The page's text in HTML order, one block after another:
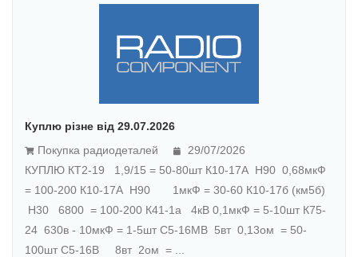
Куплю різне від 29.07.2026
Покупка радиодеталей
29/07/2026
КУПЛЮ КТ2-19 1,9/15 = 50-80шт К10-17А Н90 0,68мкФ
= 100-200 К10-17А Н90 1мкФ = 30-60 К10-17б (км5б)
Н30 6800 = 100-200 К41-1а 4кВ 0,1мкФ = 5-10шт К75-
24 630в - 10мкФ = 1-5шт С5-16МВ 5вт 0,13ом = 50-
100шт С5-16В 8вт 2ом = ...